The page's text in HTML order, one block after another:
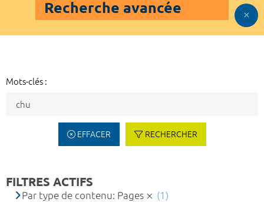
Recherche avancée
Mots-clés :
EFFACER RECHERCHER
FILTRES ACTIFS
Par type de contenu: Pages
(1)